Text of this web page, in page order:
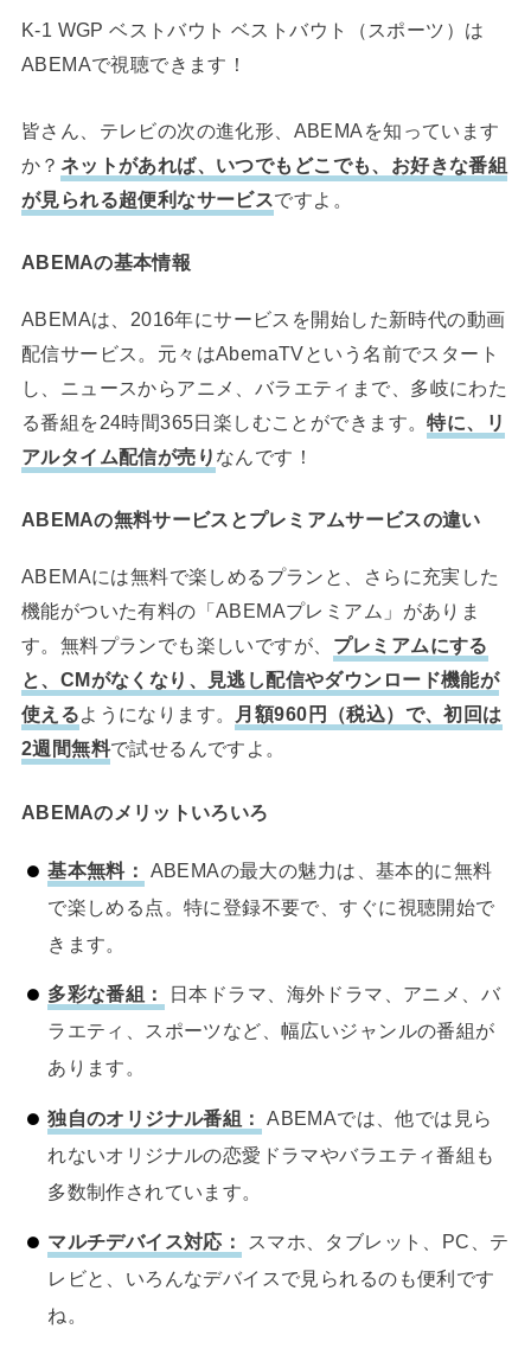
K-1 WGP ベストバウト ベストバウト（スポーツ）は
ABEMAで視聴できます！
皆さん、テレビの次の進化形、ABEMAを知っています
か？ ネットがあれば、いつでもどこでも、お好きな番組
が見られる超便利なサービスですよ。
ABEMAの基本情報
ABEMAは、2016年にサービスを開始した新時代の動画
配信サービス。元々はAbemaTVという名前でスタート
し、ニュースからアニメ、バラエティまで、多岐にわた
る番組を24時間365日楽しむことができます。特に、リ
アルタイム配信が売り なんです！
ABEMAの無料サービスとプレミアムサービスの違い
ABEMAには無料で楽しめるプランと、さらに充実した
機能がついた有料の「ABEMAプレミアム」がありま
す。無料プランでも楽しいですが、 プレミアムにする
と、CMがなくなり、見逃し配信やダウンロード機能が
使えるようになります。
月額960円（税込）で、初回は
2週間無料で試せるんですよ。
ABEMAのメリットいろいろ
基本無料：
ABEMAの最大の魅力は、基本的に無料
で楽しめる点。特に登録不要で、すぐに視聴開始で
きます。
多彩な番組：
日本ドラマ、海外ドラマ、アニメ、バ
ラエティ、スポーツなど、幅広いジャンルの番組が
あります。
独自のオリジナル番組：
ABEMAでは、他では見ら
れないオリジナルの恋愛ドラマやバラエティ番組も
多数制作されています。
マルチデバイス対応：
スマホ、タブレット、PC、テ
レビと、いろんなデバイスで見られるのも便利です
ね。